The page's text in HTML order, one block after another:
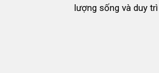
lượng sống và duy